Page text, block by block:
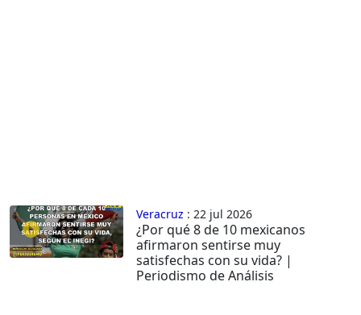
Veracruz : 22 jul 2026
¿Por qué 8 de 10 mexicanos
afirmaron sentirse muy
satisfechas con su vida? |
Periodismo de Análisis